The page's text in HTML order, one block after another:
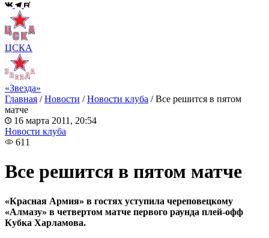
ЦСКА
«Звезда»
Главная /Новости /Новости клуба /Все решится в пятом
матче
16 марта 2011, 20:54
Новости клуба
611
Все решится в пятом матче
«Красная Армия» в гостях уступила череповецкому
«Алмазу» в четвертом матче первого раунда плей-офф
Кубка Харламова.